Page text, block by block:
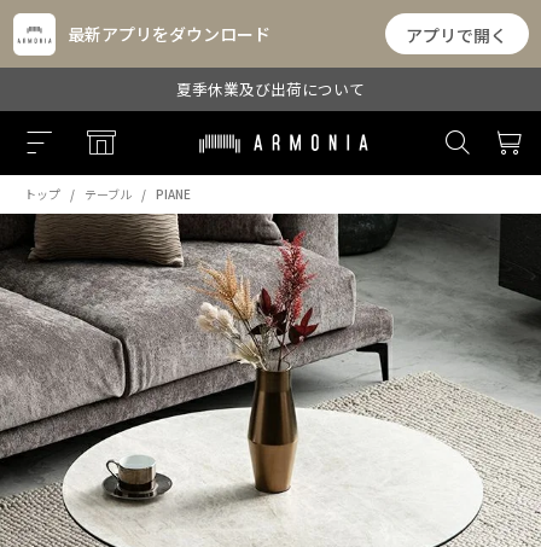
最新アプリをダウンロード アプリで開く
夏季休業及び出荷について
トップ テーブル PIANE